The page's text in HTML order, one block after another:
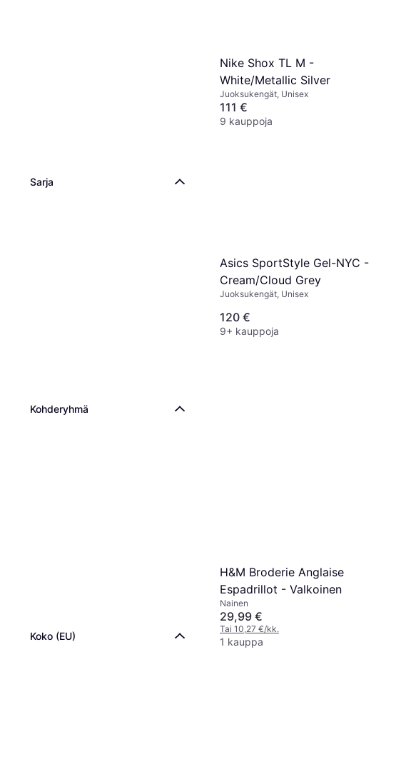
Sarja
Kohderyhmä
Koko (EU)
Nike Shox TL M -
White/Metallic Silver
Juoksukengät, Unisex
111 €
9 kauppoja
Asics SportStyle Gel-NYC -
Cream/Cloud Grey
Juoksukengät, Unisex
120 €
9+ kauppoja
H&M Broderie Anglaise
Espadrillot - Valkoinen
Nainen
29,99 €
Tai 10,27 €/kk.
1 kauppa